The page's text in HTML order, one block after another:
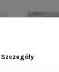
Szczegóły